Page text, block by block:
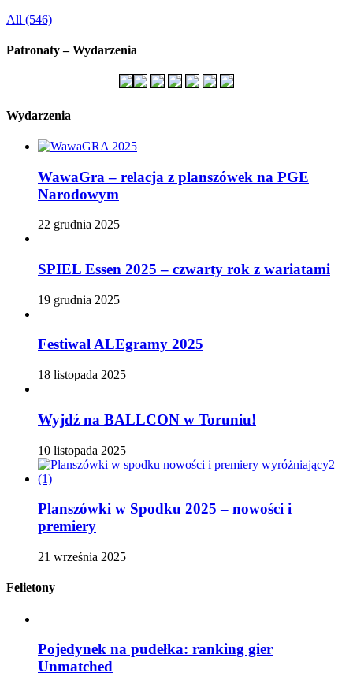
All (546)
Patronaty – Wydarzenia
Wydarzenia
WawaGra – relacja z planszówek na PGE
Narodowym
22 grudnia 2025
SPIEL Essen 2025 – czwarty rok z wariatami
19 grudnia 2025
Festiwal ALEgramy 2025
18 listopada 2025
Wyjdź na BALLCON w Toruniu!
10 listopada 2025
Planszówki w Spodku 2025 – nowości i
premiery
21 września 2025
Felietony
Pojedynek na pudełka: ranking gier
Unmatched